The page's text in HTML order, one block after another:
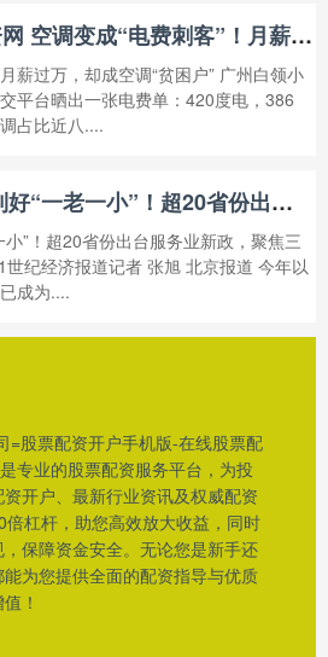
杠杆配资网 空调变成“电费刺客”！月薪一万用不起五级能效空调_房东_平台_监管
薪过万，却成空调“贫困户” 广州白领小
平台晒出一张电费单：420度电，386
占比近八....
股鑫所 利好“一老一小”！超20省份出台服务业新政，聚焦三大关键词
小”！超20省份出台服务业新政，聚焦三
世纪经济报道记者 张旭 北京报道 今年以
成为....
=股票配资开户手机版-在线股票配
专业的股票配资服务平台，为投
开户、最新行业资讯及权威配资
杠杆，助您高效放大收益，同时
保障资金安全。无论您是新手还
为您提供全面的配资指导与优质
！